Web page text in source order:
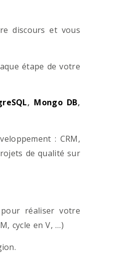
discours et vous
étape de votre
, Mongo DB,
: CRM,
de qualité sur
réaliser votre
cycle en V, …)